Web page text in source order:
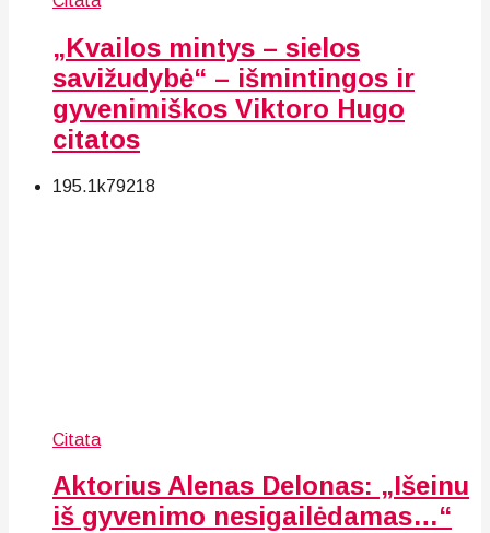
„Kvailos mintys – sielos
savižudybė“ – išmintingos ir
gyvenimiškos Viktoro Hugo
citatos
195.1k79218
Citata
Aktorius Alenas Delonas: „Išeinu
iš gyvenimo nesigailėdamas…“